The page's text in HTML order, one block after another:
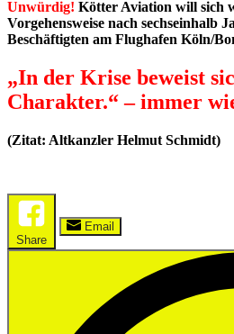
Unwürdig! Kötter Aviation will sich
Vorgehensweise nach sechseinhalb
Beschäftigten am Flughafen Köln/
„In der Krise beweist
Charakter.“ – immer
(Zitat: Altkanzler Helmut Schmidt)
Share
Email